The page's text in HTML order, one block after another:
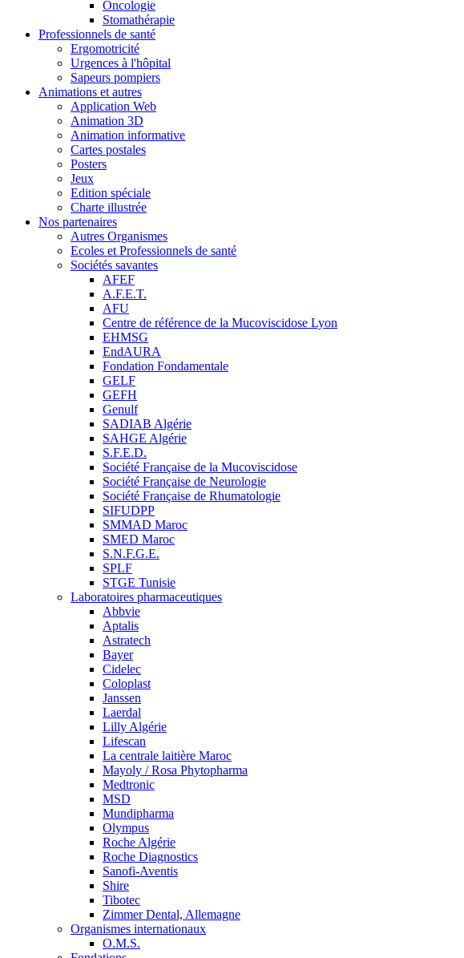
Oncologie
Stomathérapie
Professionnels de santé
Ergomotricité
Urgences à l'hôpital
Sapeurs pompiers
Animations et autres
Application Web
Animation 3D
Animation informative
Cartes postales
Posters
Jeux
Edition spéciale
Charte illustrée
Nos partenaires
Autres Organismes
Ecoles et Professionnels de santé
Sociétés savantes
AFEF
A.F.E.T.
AFU
Centre de référence de la Mucoviscidose Lyon
EHMSG
EndAURA
Fondation Fondamentale
GELF
GEFH
Genulf
SADIAB Algérie
SAHGE Algérie
S.F.E.D.
Société Française de la Mucoviscidose
Société Française de Neurologie
Société Française de Rhumatologie
SIFUDPP
SMMAD Maroc
SMED Maroc
S.N.F.G.E.
SPLF
STGE Tunisie
Laboratoires pharmaceutiques
Abbvie
Aptalis
Astratech
Bayer
Cidelec
Coloplast
Janssen
Laerdal
Lilly Algérie
Lifescan
La centrale laitière Maroc
Mayoly / Rosa Phytopharma
Medtronic
MSD
Mundipharma
Olympus
Roche Algérie
Roche Diagnostics
Sanofi-Aventis
Shire
Tibotec
Zimmer Dental, Allemagne
Organismes internationaux
O.M.S.